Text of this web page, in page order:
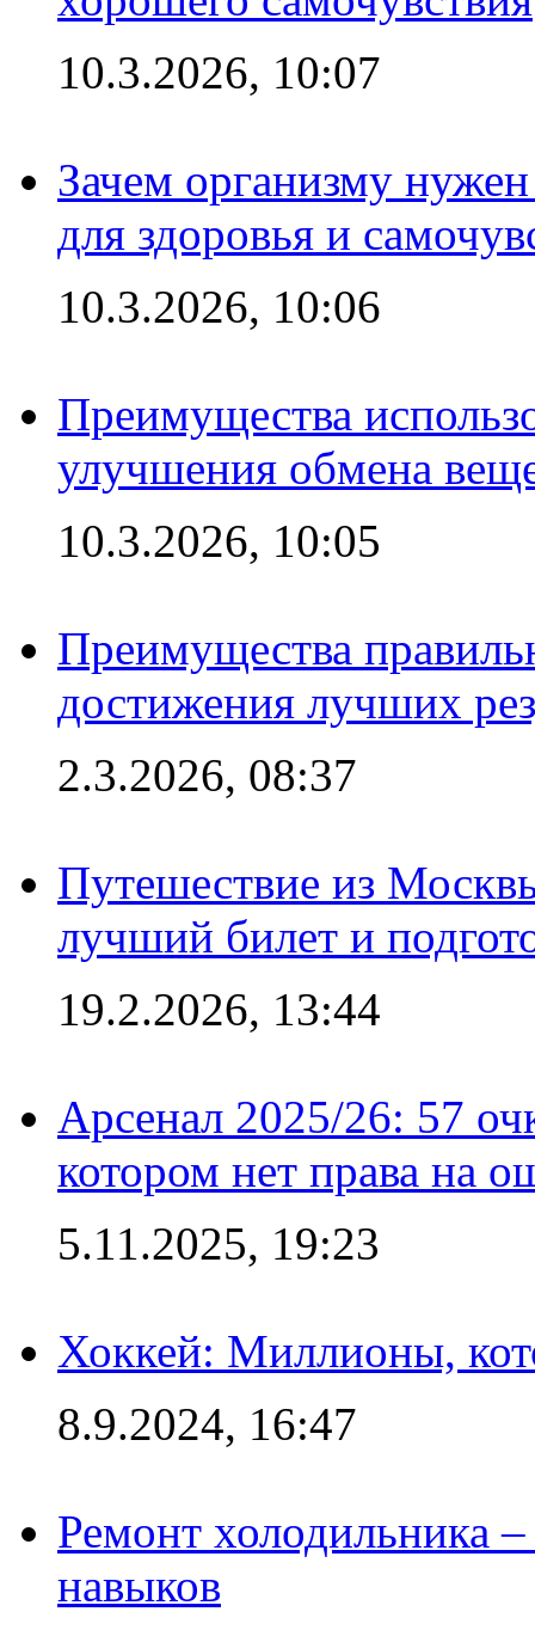
10.3.2026, 10:07
Зачем организму
для здоровья и
10.3.2026, 10:06
Преимущества
улучшения обмена
10.3.2026, 10:05
Преимущества
достижения лучших
2.3.2026, 08:37
Путешествие из
лучший билет и
19.2.2026, 13:44
Арсенал 2025/26: 57
котором нет права на
5.11.2025, 19:23
Хоккей: Миллионы,
8.9.2024, 16:47
Ремонт холодильника
навыков